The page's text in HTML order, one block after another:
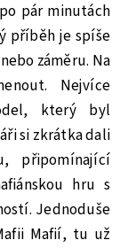
pár minutách
příběh je spíše
záměru. Na
Nejvíce
který byl
si zkrátka dali
připomínající
hru s
Jednoduše
Mafií, tu už